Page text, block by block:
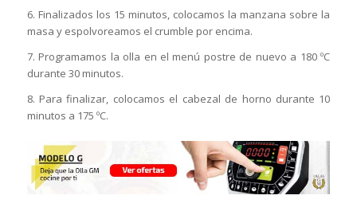
6. Finalizados los 15 minutos, colocamos la manzana sobre la
masa y espolvoreamos el crumble por encima.
7. Programamos la olla en el menú postre de nuevo a 180 ºC
durante 30 minutos.
8. Para finalizar, colocamos el cabezal de horno durante 10
minutos a 175 ºC.